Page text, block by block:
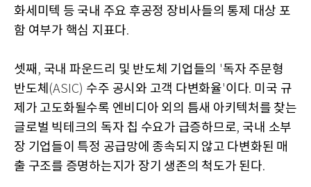
화세미텍 등 국내 주요 후공정 장비사들의 통제 대상 포
함 여부가 핵심 지표다.
셋째 , 국내 파운드리 및 반도체 기업들의 '독자 주문형
반도체 (ASIC) 수주 공시와 고객 다변화율'이다. 미국 규
제가 고도화될수록 엔비디아 외의 틈새 아키텍처를 찾는
글로벌 빅테크의 독자 칩 수요가 급증하므로, 국내 소부
장 기업들이 특정 공급망에 종속되지 않고 다변화된 매
출 구조를 증명하는지가 장기 생존의 척도가 된다.